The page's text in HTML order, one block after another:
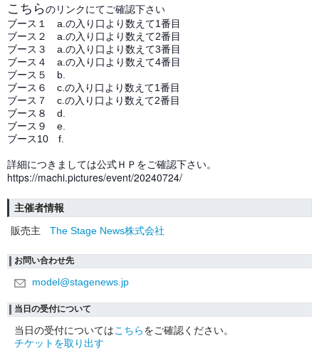
こちらのリンクにてご確認下さい
ブース１ a.の入り口より数えて1番目
ブース２ a.の入り口より数えて2番目
ブース３ a.の入り口より数えて3番目
ブース４ a.の入り口より数えて4番目
ブース５ b.
ブース６ c.の入り口より数えて1番目
ブース７ c.の入り口より数えて2番目
ブース８ d.
ブース９ e.
ブース10 f.
詳細につきましては公式ＨＰをご確認下さい。
https://machi.pictures/event/20240724/
主催者情報
販売主
The Stage News株式会社
お問い合わせ先
model@stagenews.jp
当日の受付について
当日の受付についてはこちらをご確認ください。
チケットを取り出す